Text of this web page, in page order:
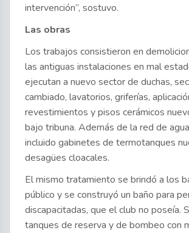
intervención”, sostuvo.
Las obras
Los trabajos consistieron en
las antiguas instalaciones en mal
ejecutan a nuevo sector de duchas,
cambiado, lavatorios, griferías,
revestimientos y pisos cerámicos
bajo tribuna. Además de la red de
incluido gabinetes de termotanques
desagües cloacales.
El mismo tratamiento se brindó a los
público y se construyó un baño para
discapacitadas, que el club no poseía.
tanques de reserva y de bombeo con